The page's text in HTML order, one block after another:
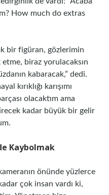
How much do extras
bir figüran, gözlerimin
biraz yorulacaksın
kabaracak,” dedi.
kırıklığı karışımı
olacaktım ama
kadar büyük bir gelir
Kaybolmak
önünde yüzlerce
çok insan vardı ki,